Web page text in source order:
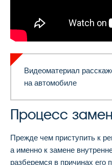
Видеоматериал
на автомобиле
Процесс
Прежде чем приступить к
а именно к замене
разберемся в причинах